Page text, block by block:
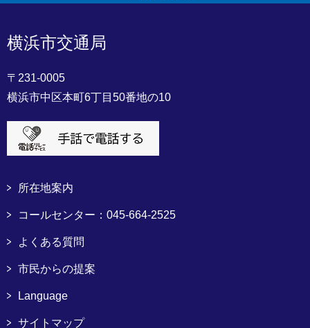
横浜市交通局
〒231-0005
横浜市中区本町6丁目50番地の10
所在地案内
コールセンター：045-664-2525
よくある質問
市民からの提案
Language
サイトマップ